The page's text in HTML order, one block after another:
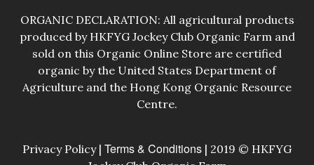
ORGANIC DECLARATION: All agricultural products
produced by HKFYG Jockey Club Organic Farm and
sold on this Organic Online Store are certified
organic by the United States Department of
Agriculture and the Hong Kong Organic Resource
Centre.
Privacy Policy | Terms & Conditions | 2019 © HKFYG